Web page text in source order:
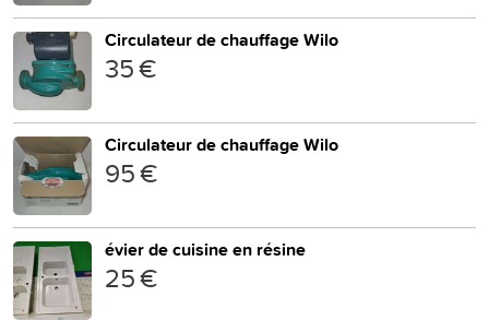
Circulateur de chauffage Wilo
35 €
Circulateur de chauffage Wilo
95 €
évier de cuisine en résine
25 €